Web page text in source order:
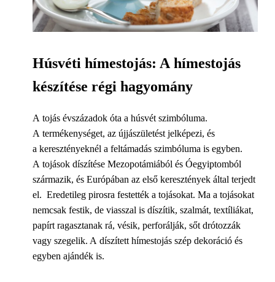
Húsvéti hímestojás: A hímestojás
készítése régi hagyomány
A tojás évszázadok óta a húsvét szimbóluma.
A termékenységet, az újjászületést jelképezi, és
a keresztényeknél a feltámadás szimbóluma is egyben.
A tojások díszítése Mezopotámiából és Óegyiptomból
származik, és Európában az első keresztények által terjedt
el. Eredetileg pirosra festették a tojásokat. Ma a tojásokat
nemcsak festik, de viasszal is díszítik, szalmát, textíliákat,
papírt ragasztanak rá, vésik, perforálják, sőt drótozzák
vagy szegelik. A díszített hímestojás szép dekoráció és
egyben ajándék is.